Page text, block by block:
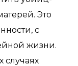
Это
с
жизни.
случаях